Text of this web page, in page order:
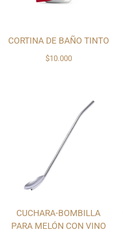
$10.000
CORTINA DE BAÑO TINTO
CUCHARA-BOMBILLA
PARA MELÓN CON VINO